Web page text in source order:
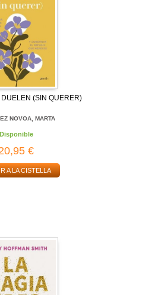
DUELEN (SIN QUERER)
NOVOA, MARTA
Disponible
€
A LA CISTELLA